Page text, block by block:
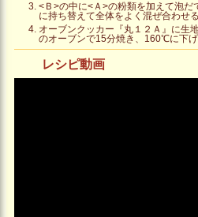
<Ｂ>の中に<Ａ>の粉類を加えて泡だ
に持ち替えて全体をよく混ぜ合わせる
オーブンクッカー『丸１２Ａ』に生
のオーブンで15分焼き、160℃に下げ
レシピ動画